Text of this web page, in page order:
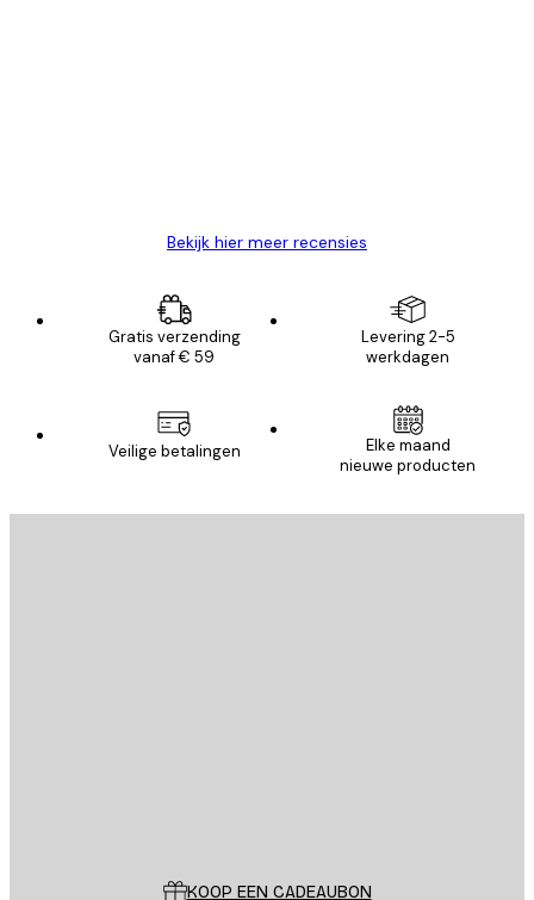
Bekijk hier meer recensies
Gratis verzending
vanaf € 59
Levering 2-5
werkdagen
Veilige betalingen
Elke maand
nieuwe producten
KOOP EEN CADEAUBON